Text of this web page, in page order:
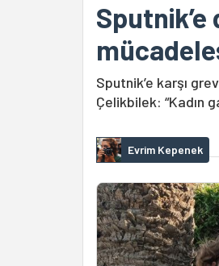
Sputnik’e karşı
Çelikbilek: “Kadın
Evrim Kepenek